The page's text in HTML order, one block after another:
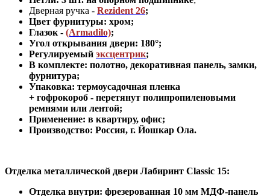
Дверная ручка - Rezident 26;
Цвет фурнитуры: хром;
Глазок - (Armadilo);
Угол открывания двери: 180°;
Регулируемый эксцентрик;
В комплекте: полотно, декоративная панель, замки,
фурнитура;
Упаковка: термоусадочная пленка
+ гофрокороб - перетянут полипропиленовыми
ремнями или лентой;
Применение: в квартиру, офис;
Производство: Россия, г. Йошкар Ола.
Отделка металлической двери Лабиринт Classic 15:
Отделка внутри: фрезерованная 10 мм МДФ-панель